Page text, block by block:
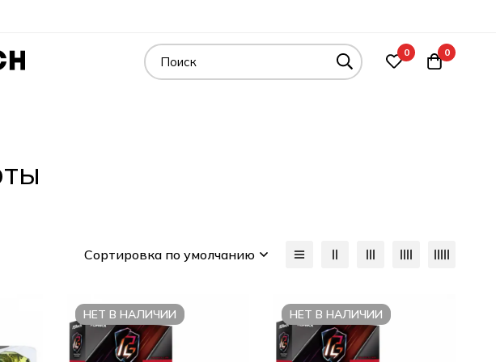
0 0
Сортировка по умолчанию
НЕТ В НАЛИЧИИ НЕТ В НАЛИЧИИ